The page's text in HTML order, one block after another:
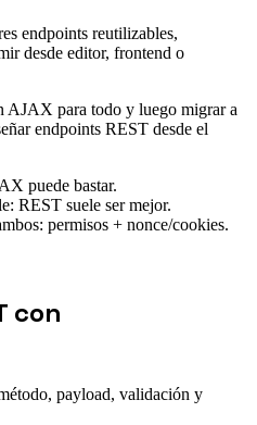
endpoints reutilizables,
desde editor, frontend o
AJAX para todo y luego migrar a
endpoints REST desde el
puede bastar.
REST suele ser mejor.
permisos + nonce/cookies.
con
payload, validación y